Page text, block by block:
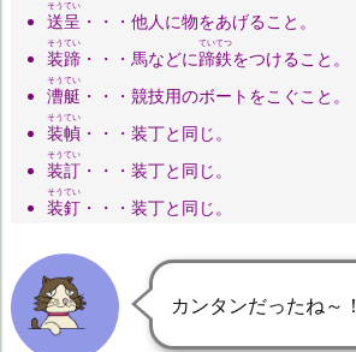
送呈
そうてい
・・・他人に物をあげること。
装蹄
そうてい
・・・馬などに蹄鉄
ていてつ
をつけること。
漕艇
そうてい
・・・競技用のボートをこぐこと。
装幀
そうてい
・・・装丁と同じ。
装訂
そうてい
・・・装丁と同じ。
装釘
そうてい
・・・装丁と同じ。
カンタンだったね～！